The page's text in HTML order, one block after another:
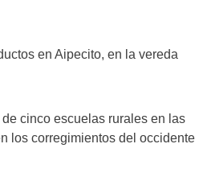
en Aipecito, en la vereda
cinco escuelas rurales en las
los corregimientos del occidente